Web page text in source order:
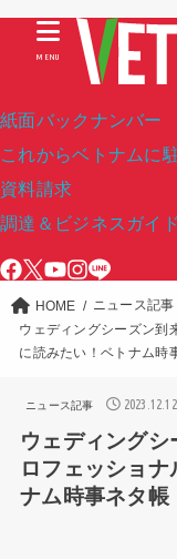
紙面バックナンバー
これからベトナムに
資料請求
調達＆ビジネスガイ
MENU
HOME
ニュース記事
ウェディングシーズン到
に読みたい！ベトナム時
ニュース記事 2023.12.12
ウェディング
ロフェッショ
ナム時事ネタ帳